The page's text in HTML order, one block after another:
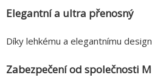
Elegantní a ultra přenosný
Díky lehkému a elegantnímu
Zabezpečení od společnosti